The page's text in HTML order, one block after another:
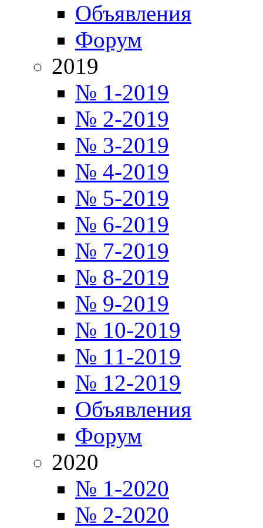
Объявления
Форум
2019
№ 1-2019
№ 2-2019
№ 3-2019
№ 4-2019
№ 5-2019
№ 6-2019
№ 7-2019
№ 8-2019
№ 9-2019
№ 10-2019
№ 11-2019
№ 12-2019
Объявления
Форум
2020
№ 1-2020
№ 2-2020